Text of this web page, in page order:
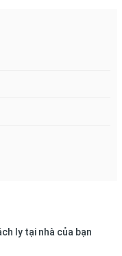
ly tại nhà của bạn